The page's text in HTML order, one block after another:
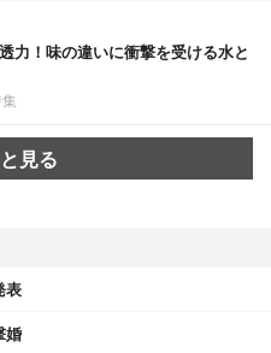
力！味の違いに衝撃を受ける水と
見る
表
婚